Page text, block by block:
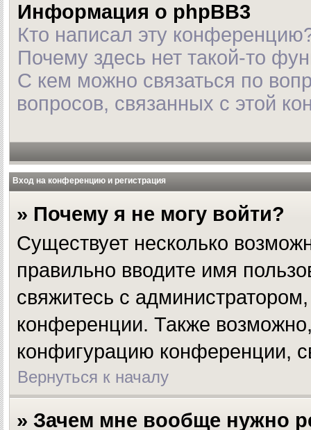
Информация о phpBB3
Кто написал эту
Почему здесь нет такой-то
С кем можно связаться по
вопросов, связанных с этой
Вход на конференцию и регистрация
» Почему я не могу войти?
Существует несколько
правильно вводите имя
свяжитесь с
конференции. Также
конфигурацию конференции,
Вернуться к началу
» Зачем мне вообще нужно